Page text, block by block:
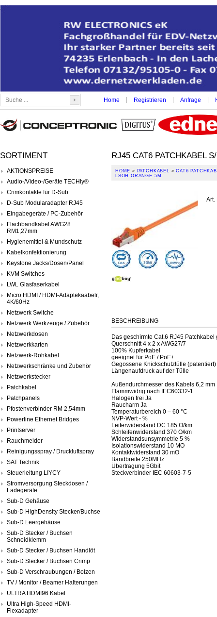
Home Registrieren Anfrage
SORTIMENT
AKTIONSPREISE
Audio-/Video-/Geräte TECHly®
Crimkontakte für D-Sub
D-Sub Modularadapter RJ45
Eingabegeräte / PC-Zubehör
Flachbandkabel AWG28
RM1,27mm
Hygienemittel & Mundschutz
Kabelkonfektionierung
Keystone Jacks/Dosen/Panel
KVM Switches
LWL Glasfaserkabel
Micro HDMI / HDMI-Adaptekaabelr,
4K/60Hz
Netzwerk Switche
Netzwerk Werkzeuge / Zubehör
Netzwerkdosen
Netzwerkkarten
Netzwerk-Rohkabel
Netzwerkschränke und Zubehör
Netzwerkstecker
Patchkabel
Patchpanels
Pfostenverbinder RM 2,54mm
Powerline Ethernet Bridges
Printserver
Rauchmelder
Reinigungsspray / Druckluftspray
SAT Technik
Steuerleitung LIYCY
Stromversorgung Steckdosen /
Ladegeräte
Sub-D Gehäuse
Sub-D HighDensity Stecker/Buchse
Sub-D Leergehäuse
Sub-D Stecker / Buchsen
Schneidklemm
Sub-D Stecker / Buchsen Handlöt
Sub-D Stecker / Buchsen Crimp
Sub-D Verschraubungen / Bolzen
TV / Monitor / Beamer Halterungen
ULTRA HDMI96 Kabel
Ultra High-Speed HDMI-
Flexadapter
RJ45 CAT6 PATCHKABEL
HOME » PATCHKABEL »CAT6
LSOH ORANGE 5M
Art.
BESCHREIBUNG
Das geschirmte Cat.6 RJ45
Querschnitt 4 x 2 x AWG27/7
100% Kupferkabel
geeignet für PoE / PoE+
Gegossene Knickschutztülle (patentiert)
Längenaufdruck auf der Tülle
Außendurchmesser des Kabels 6,2 mm
Flammwidrig nach IEC60332-1
Halogen frei Ja
Raucharm Ja
Temperaturbereich 0 – 60 °C
NVP-Wert - %
Leiterwiderstand DC 185 O/km
Schleifenwiderstand 370 O/km
Widerstandsunsymmetrie 5 %
Isolationswiderstand 10 MO
Kontaktwiderstand 30 mO
Bandbreite 250MHz
Übertragung 5Gbit
Steckverbinder IEC 60603-7-5